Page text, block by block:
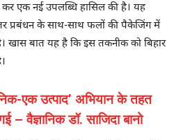
कर एक नई उपलब्धि हासिल की है। यह
प्रबंधन के साथ-साथ फलों की पैकेजिंग में
खास बात यह है कि इस तकनीक को बिहार
एक उत्पाद’ अभियान के तहत
वैज्ञानिक डॉ. साजिदा बानो